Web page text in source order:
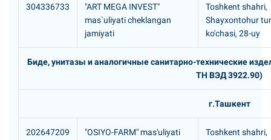
304336733
"ART MEGA INVEST"
mas`uliyati cheklangan
jamiyati
Toshkent shahri,
Shayxontohur
ko'chasi, 28-uy
Биде, унитазы и аналогичные санитарно-технические
ТН ВЭД 3922.90)
г.Ташкент
202647209
"OSIYO-FARM" mas'uliyati
Toshkent shahri,